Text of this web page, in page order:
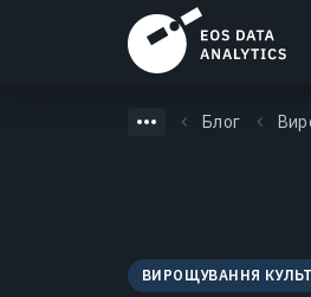
Пошук, візуалізація
Блог
ВИРОЩУВАННЯ